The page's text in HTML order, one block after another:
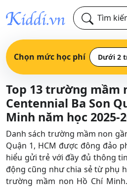
Tìm
Chọn mức học phí Dưới 2
Top 13 trường mầm
Centennial Ba Son
Minh năm học 2025-
Danh sách trường mầm non
Quận 1, HCM được đông đảo
hiểu gửi trẻ với đầy đủ thông
động cũng như chia sẻ từ phụ
trường mầm non Hồ Chí